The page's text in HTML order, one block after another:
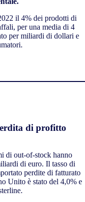
il 4% dei prodotti di
per una media di 4
per miliardi di dollari e
di profitto
di out-of-stock hanno
di euro. Il tasso di
perdite di fatturato
Unito è stato del 4,0% e